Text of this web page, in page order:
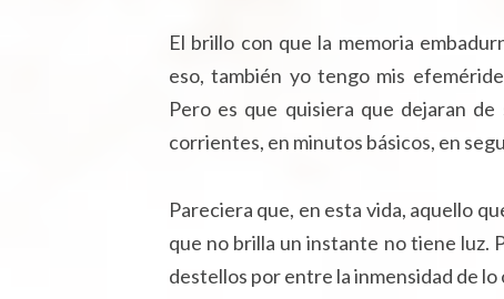
El brillo con que la memoria
eso, también yo tengo mis
Pero es que quisiera que dejaran
corrientes, en minutos básicos, en
Pareciera que, en esta vida, aquello
que no brilla un instante no tiene luz.
destellos por entre la inmensidad de lo